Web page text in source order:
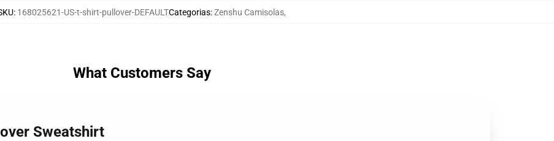
: 168025621-US-t-shirt-pullover-DEFAULTCategorias:Zenshu Camisolas,
What Customers Say
Sweatshirt